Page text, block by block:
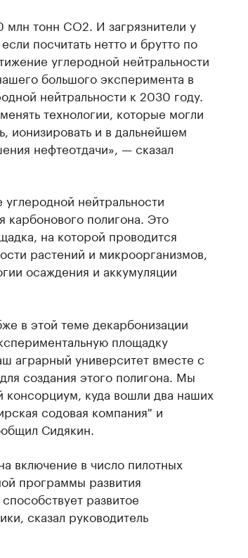
тонн CO2. И загрязнители у
посчитать нетто и брутто по
углеродной нейтральности
большого эксперимента в
нейтральности к 2030 году.
технологии, которые могли
ионизировать и в дальнейшем
нефтеотдачи», — сказал
нейтральности
карбонового полигона. Это
на которой проводится
растений и микроорганизмов,
осаждения и аккумуляции
в этой теме декарбонизации
площадку
аграрный университет вместе с
создания этого полигона. Мы
консорциум, куда вошли два наших
содовая компания" и
Сидякин.
включение в число пилотных
программы развития
развитое
сказал руководитель